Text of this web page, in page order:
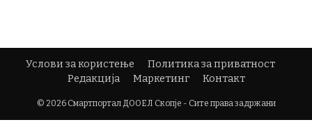
Услови за користење
Политика за приватност
Редакција
Маркетинг Контакт
© 2026 Смартпортал ДООЕЛ Скопје - Сите права задржани